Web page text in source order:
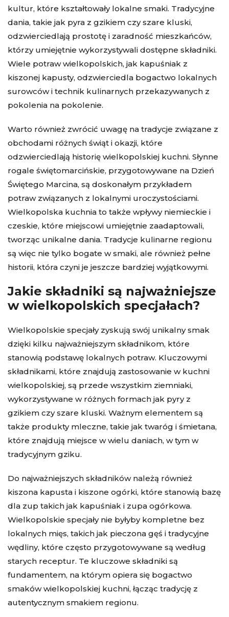
kultur, które kształtowały lokalne smaki. Tradycyjne
dania, takie jak pyra z gzikiem czy szare kluski,
odzwierciedlają prostotę i zaradność mieszkańców,
którzy umiejętnie wykorzystywali dostępne składniki.
Wiele potraw wielkopolskich, jak kapuśniak z
kiszonej kapusty, odzwierciedla bogactwo lokalnych
surowców i technik kulinarnych przekazywanych z
pokolenia na pokolenie.
Warto również zwrócić uwagę na tradycje związane z
obchodami różnych świąt i okazji, które
odzwierciedlają historię wielkopolskiej kuchni. Słynne
rogale świętomarcińskie, przygotowywane na Dzień
Świętego Marcina, są doskonałym przykładem
potraw związanych z lokalnymi uroczystościami.
Wielkopolska kuchnia to także wpływy niemieckie i
czeskie, które miejscowi umiejętnie zaadaptowali,
tworząc unikalne dania. Tradycje kulinarne regionu
są więc nie tylko bogate w smaki, ale również pełne
historii, która czyni je jeszcze bardziej wyjątkowymi.
Jakie składniki są najważniejsze
w wielkopolskich specjałach?
Wielkopolskie specjały zyskują swój unikalny smak
dzięki kilku najważniejszym składnikom, które
stanowią podstawę lokalnych potraw. Kluczowymi
składnikami, które znajdują zastosowanie w kuchni
wielkopolskiej, są przede wszystkim ziemniaki,
wykorzystywane w różnych formach jak pyry z
gzikiem czy szare kluski. Ważnym elementem są
także produkty mleczne, takie jak twaróg i śmietana,
które znajdują miejsce w wielu daniach, w tym w
tradycyjnym gziku.
Do najważniejszych składników należą również
kiszona kapusta i kiszone ogórki, które stanowią bazę
dla zup takich jak kapuśniak i zupa ogórkowa.
Wielkopolskie specjały nie byłyby kompletne bez
lokalnych mięs, takich jak pieczona gęś i tradycyjne
wędliny, które często przygotowywane są według
starych receptur. Te kluczowe składniki są
fundamentem, na którym opiera się bogactwo
smaków wielkopolskiej kuchni, łącząc tradycję z
autentycznym smakiem regionu.